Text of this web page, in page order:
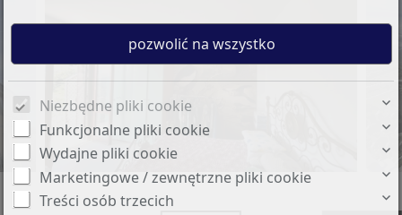
Niezbędne pliki cookie
Funkcjonalne pliki cookie
Wydajne pliki cookie
Marketingowe / zewnętrzne pliki cookie
Treści osób trzecich